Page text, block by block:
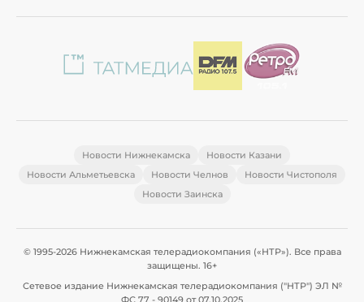
Новости Нижнекамска
Новости Казани
Новости Альметьевска
Новости Челнов
Новости Чистополя
Новости Заинска
© 1995-2026 Нижнекамская телерадиокомпания («НТР»). Все права
защищены. 16+
Сетевое издание Нижнекамская телерадиокомпания ("НТР") ЭЛ №
ФС 77 - 90149 от 07.10.2025